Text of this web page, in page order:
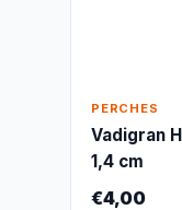
PERCHES
Vadigran
1,4 cm
€4,00